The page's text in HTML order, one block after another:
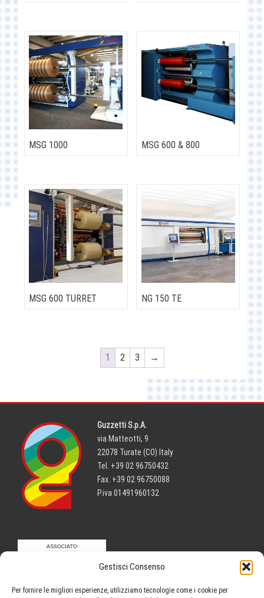
Gestisci Consenso
Per fornire le migliori esperienze, utilizziamo tecnologie come i cookie per
MSG 1000 MSG 600 & 800
MSG 600 TURRET NG 150 TE
1 2 3 →
Guzzetti S.p.A.
via Matteotti, 9
22078 Turate (CO) Italy
Tel. +39 02 96750432
Fax. +39 02 96750088
P.iva 01491960132